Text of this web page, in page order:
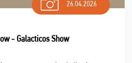
26.04.2026
- Galacticos Show